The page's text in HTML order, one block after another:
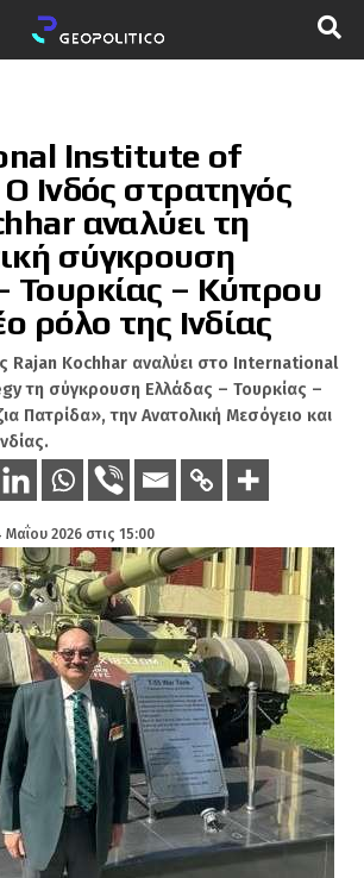
Institute of
Ινδός στρατηγός
αναλύει τη
σύγκρουση
Τουρκίας – Κύπρου
ρόλο της Ινδίας
Rajan Kochhar αναλύει στο International
τη σύγκρουση Ελλάδας – Τουρκίας –
Πατρίδα», την Ανατολική Μεσόγειο και
Μαΐου 2026 στις 15:00